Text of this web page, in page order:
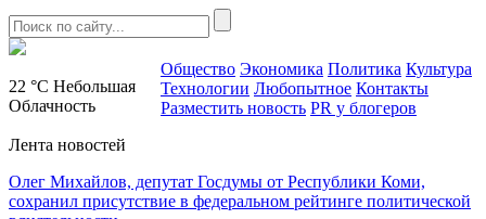
22 °C Небольшая
Облачность
Общество Экономика Политика Культура
Технологии Любопытное Контакты
Разместить новость PR у блогеров
Лента новостей
Олег Михайлов, депутат Госдумы от Республики Коми,
сохранил присутствие в федеральном рейтинге политической